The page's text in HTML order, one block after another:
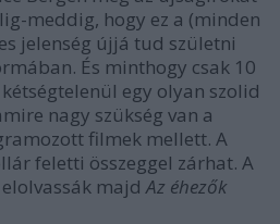
meddig, hogy ez a (minden
jelenség újjá tud születni
És minthogy csak 10
egy olyan szolid
nagy szükség van a
filmek mellett. A
feletti összeggel zárhat. A
majdAz éhezők